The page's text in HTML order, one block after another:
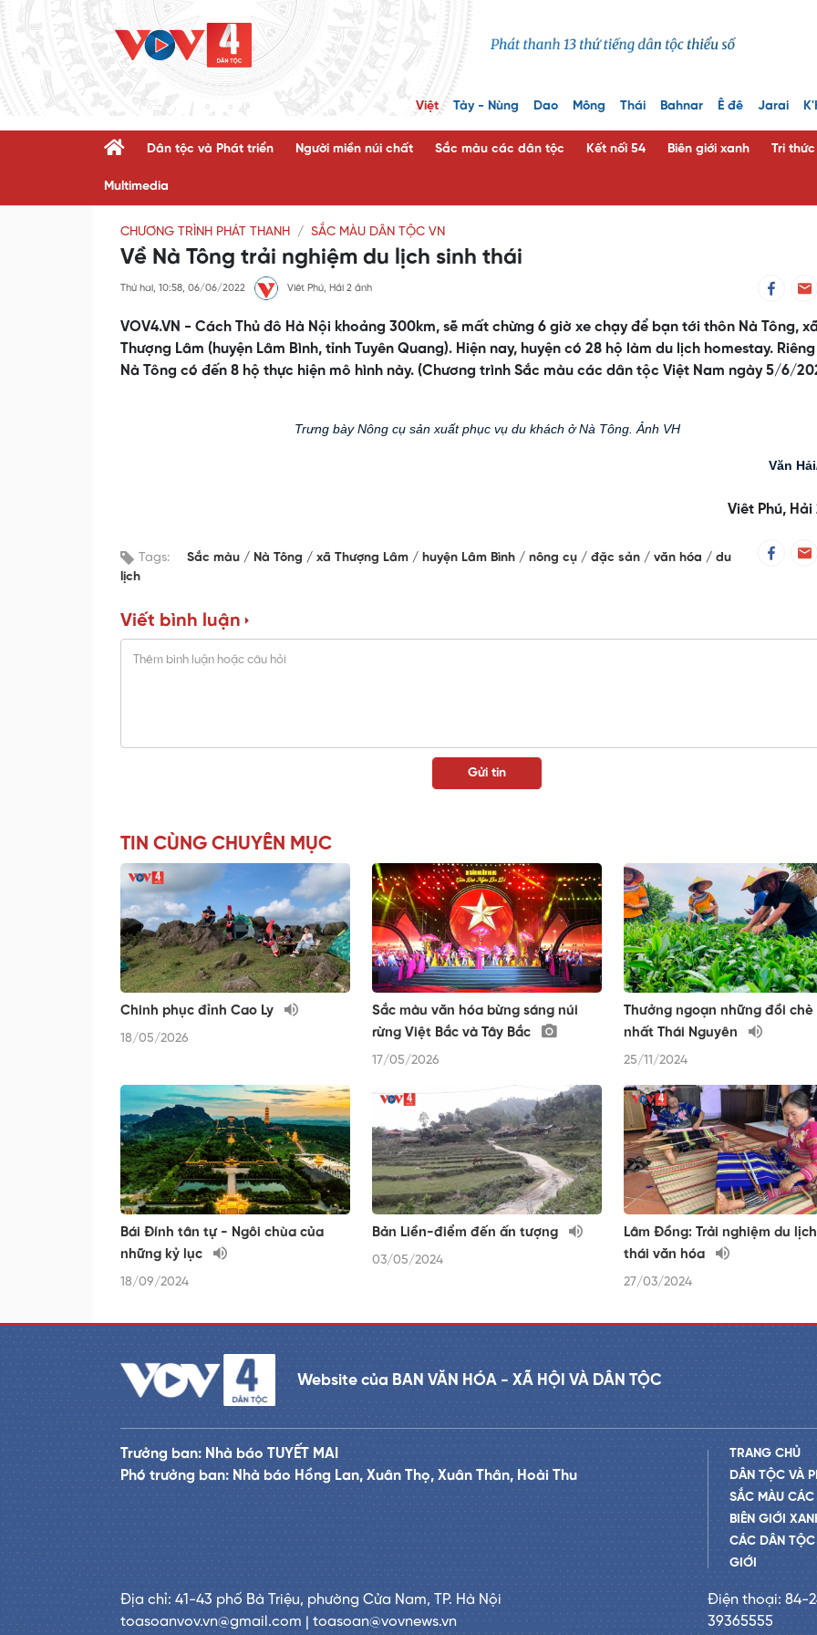
Việt Tày - Nùng Dao Mông Thái Bahnar Ê đê Jarai
Dân tộc và Phát triển Người miền núi chất Sắc màu các dân tộc Kết nối 54 Biên giới xanh Tri
Multimedia
CHƯƠNG TRÌNH PHÁT THANH SẮC MÀU DÂN TỘC VN
Về Nà Tông trải nghiệm du lịch sinh thái
Thứ hai, 10:58, 06/06/2022 Viêt Phú, Hải 2 ảnh
VOV4.VN - Cách Thủ đô Hà Nội khoảng 300km, sẽ mất chừng 6 giờ xe chạy để bạn tới thôn Nà Tông,
Thượng Lâm (huyện Lâm Bình, tỉnh Tuyên Quang). Hiện nay, huyện có 28 hộ làm du lịch homestay.
Nà Tông có đến 8 hộ thực hiện mô hình này. (Chương trình Sắc màu các dân tộc Việt Nam ngày 5/6/
Trưng bày Nông cụ sản xuất phục vụ du khách ở Nà Tông. Ảnh VH
Văn
Viêt Phú, Hải
Tags: Sắc màu Nà Tông xã Thượng Lâm huyện Lâm Bình nông cụ đặc sản văn hóa
du
lịch
Viết bình luận
TIN CÙNG CHUYÊN MỤC
Chinh phục đỉnh Cao Ly
18/05/2026
Sắc màu văn hóa bừng sáng núi
rừng Việt Bắc và Tây Bắc
17/05/2026
Thưởng ngoạn những đồi chè
nhất Thái Nguyên
25/11/2024
Bái Đính tân tự - Ngôi chùa của
những kỷ lục
18/09/2024
Bản Liền-điểm đến ấn tượng
03/05/2024
Lâm Đồng: Trải nghiệm du
thái văn hóa
27/03/2024
Website của BAN VĂN HÓA - XÃ HỘI VÀ DÂN TỘC
Trưởng ban: Nhà báo TUYẾT MAI
Phó trưởng ban: Nhà báo Hồng Lan, Xuân Thọ, Xuân Thân, Hoài Thu
TRANG CHỦ
DÂN TỘC VÀ
SẮC MÀU
BIÊN GIỚI
CÁC DÂN TỘC
GIỚI
Địa chỉ: 41-43 phố Bà Triệu, phường Cửa Nam, TP. Hà Nội
toasoanvov.vn@gmail.com | toasoan@vovnews.vn
Điện thoại: 84-
39365555